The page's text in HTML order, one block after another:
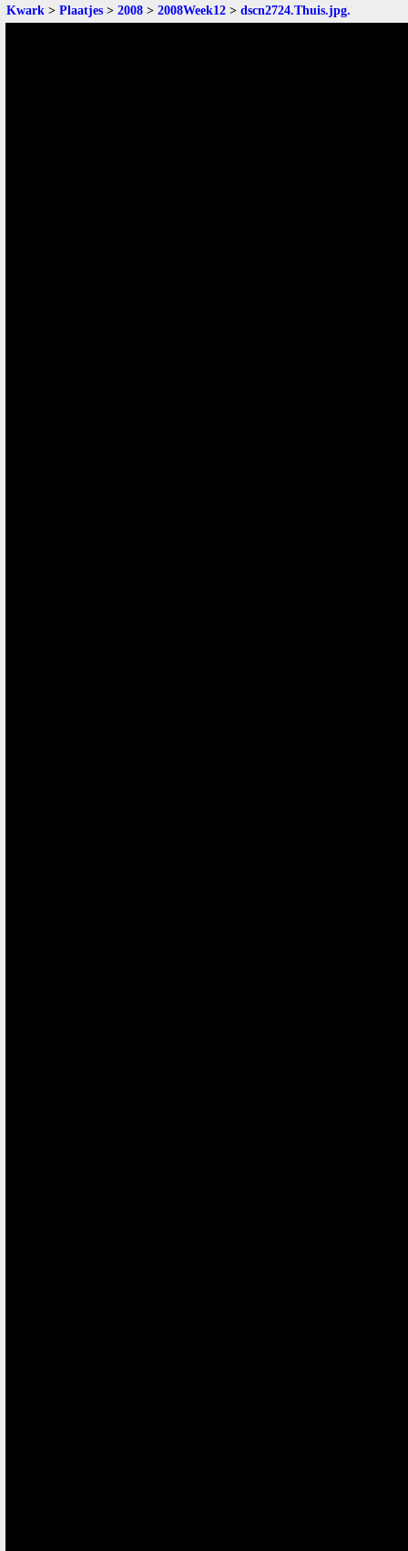
Kwark > Plaatjes > 2008 > 2008Week12 > dscn2724.Thuis.jpg.